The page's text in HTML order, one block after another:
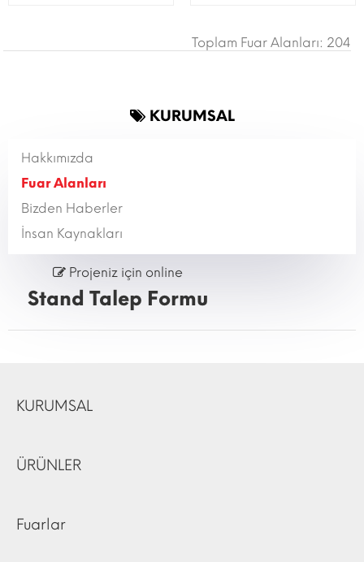
Toplam Fuar Alanları: 204
KURUMSAL
Hakkımızda
Fuar Alanları
Bizden Haberler
İnsan Kaynakları
Projeniz için online
Stand Talep Formu
KURUMSAL
ÜRÜNLER
Fuarlar